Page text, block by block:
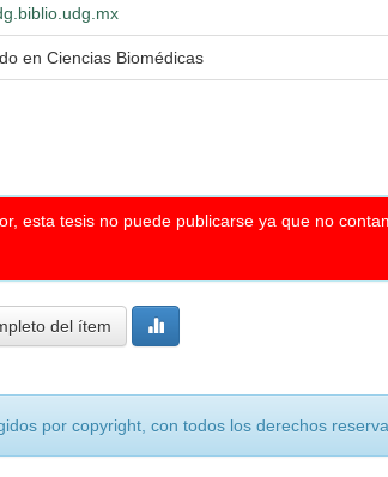
en Ciencias Biomédicas
esta tesis no puede publicarse ya que no
del ítem
por copyright, con todos los derechos